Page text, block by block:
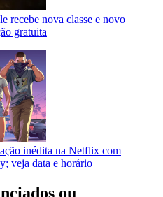
recebe nova classe e novo
gratuita
inédita na Netflix com
veja data e horário
ou